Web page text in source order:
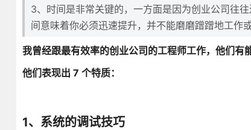
3、时间是非常关键的，一方面是因为创业公司往
间意味着你必须迅速提升，并不能磨磨蹭蹭地工作
我曾经跟最有效率的创业公司的工程师工作，他们有
他们表现出 7 个特质：
1、系统的调试技巧